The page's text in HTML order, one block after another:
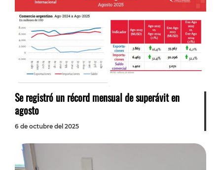
Se registró un récord mensual de superávit en
agosto
6 de octubre del 2025